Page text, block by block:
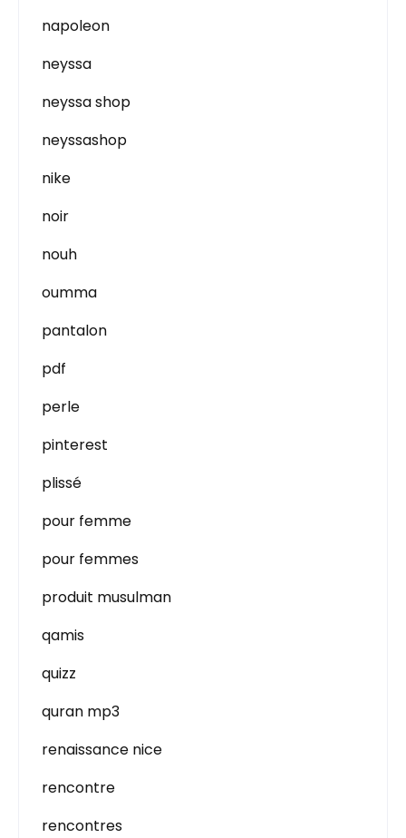
napoleon
neyssa
neyssa shop
neyssashop
nike
noir
nouh
oumma
pantalon
pdf
perle
pinterest
plissé
pour femme
pour femmes
produit musulman
qamis
quizz
quran mp3
renaissance nice
rencontre
rencontres